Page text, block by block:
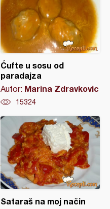
Ćufte u sosu od
paradajza
Autor: Marina Zdravkovic
15324
Sataraš na moj način